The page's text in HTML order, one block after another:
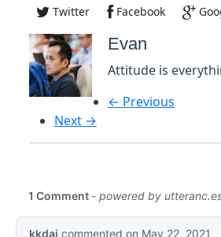
Twitter Facebook
Evan
Attitude is
← Previous
Next →